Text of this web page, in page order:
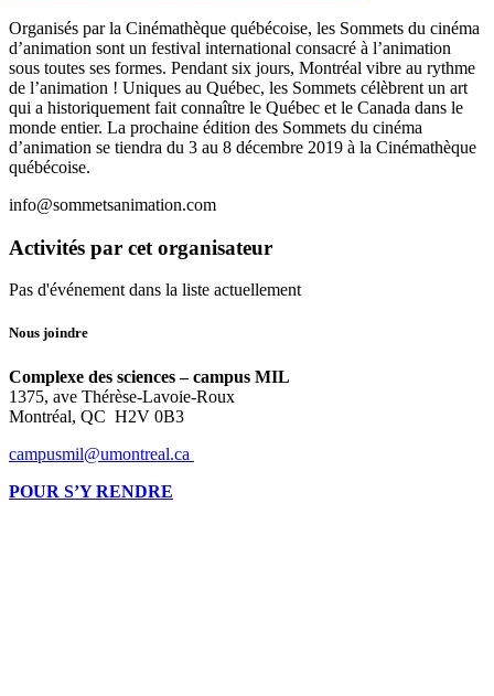
Organisés par la Cinémathèque québécoise, les Sommets du cinéma
d’animation sont un festival international consacré à l’animation
sous toutes ses formes. Pendant six jours, Montréal vibre au rythme
de l’animation ! Uniques au Québec, les Sommets célèbrent un art
qui a historiquement fait connaître le Québec et le Canada dans le
monde entier. La prochaine édition des Sommets du cinéma
d’animation se tiendra du 3 au 8 décembre 2019 à la Cinémathèque
québécoise.
info@sommetsanimation.com
Activités par cet organisateur
Pas d'événement dans la liste actuellement
Nous joindre
Complexe des sciences – campus MIL
1375, ave Thérèse-Lavoie-Roux
Montréal, QC H2V 0B3
campusmil@umontreal.ca
POUR S’Y RENDRE